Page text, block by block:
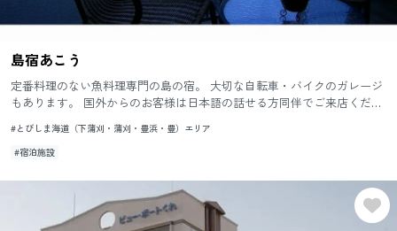
島宿あこう
定番料理のない魚料理専門の島の宿。 大切な自転車・バイクのガレージ
もあります。 国外からのお客様は日本語の話せる方同伴でご来店くださ
#とびしま海道（下蒲刈・蒲刈・豊浜・豊）エリア
#宿泊施設